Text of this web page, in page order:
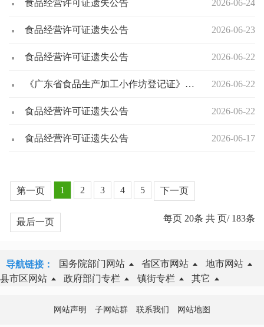
食品经营许可证遗失公告 2026-06-24
食品经营许可证遗失公告 2026-06-23
食品经营许可证遗失公告 2026-06-22
《广东省食品生产加工小作坊登记证》核发前公示 2026-06-22
食品经营许可证遗失公告 2026-06-22
食品经营许可证遗失公告 2026-06-17
第一页 1 2 3 4 5 下一页
最后一页 每页 20条 共 页/ 183条
导航链接： 国务院部门网站 省区市网站
地市网站
县市区网站
政府部门专栏 镇街专栏 其它
网站声明 子网站群 联系我们 网站地图